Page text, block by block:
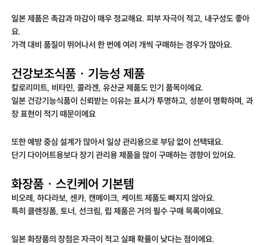
일본 제품은 촉감과 마감이 매우 정교해요. 피부 자극이 적고, 내구성도 좋아
요.
가격 대비 품질이 뛰어나서 한 번에 여러 개씩 구매하는 경우가 많아요.
건강보조식품 · 기능성 제품
칼로리미트, 비타민, 콜라겐, 유산균 제품도 인기 품목이에요.
일본 건강기능식품이 신뢰받는 이유는 표시가 투명하고, 성분이 명확하며, 과
장 표현이 적기 때문이에요
또한 예방 중심 설계가 많아서 일상 관리용으로 부담 없이 선택돼요.
단기 다이어트용보다 장기 관리용 제품을 많이 구매하는 경향이 있어요.
화장품 · 스킨케어 기본템
비오레, 하다라보, 센카, 캔메이크, 케이트 제품도 빠지지 않아요.
특히 클렌징폼, 토너, 선크림, 립 제품은 거의 필수 구매 목록이에요.
일본 화장품의 장점은 자극이 적고 실패 확률이 낮다는 점이에요.